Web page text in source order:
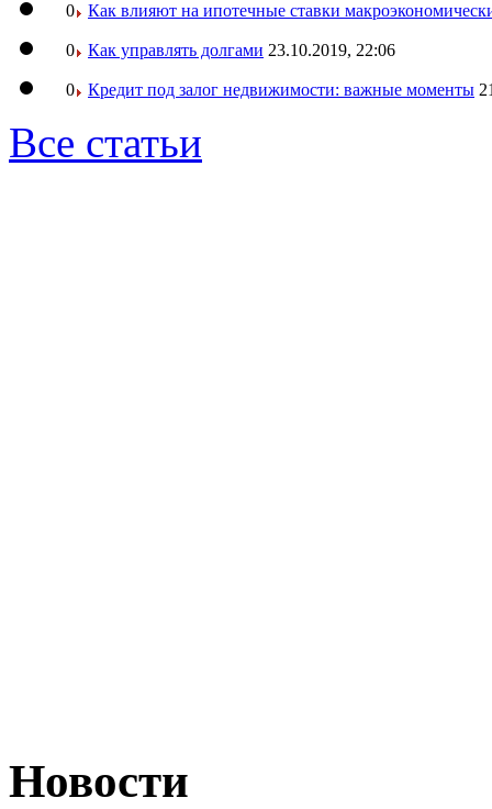
0 Как влияют на ипотечные ставки
0 Как управлять долгами 23.10.2019, 22:06
0 Кредит под залог недвижимости: важные моменты
Все статьи
Новости